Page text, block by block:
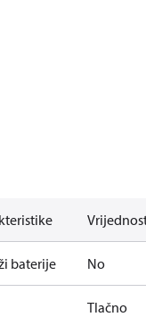
baterije No
Tlačno